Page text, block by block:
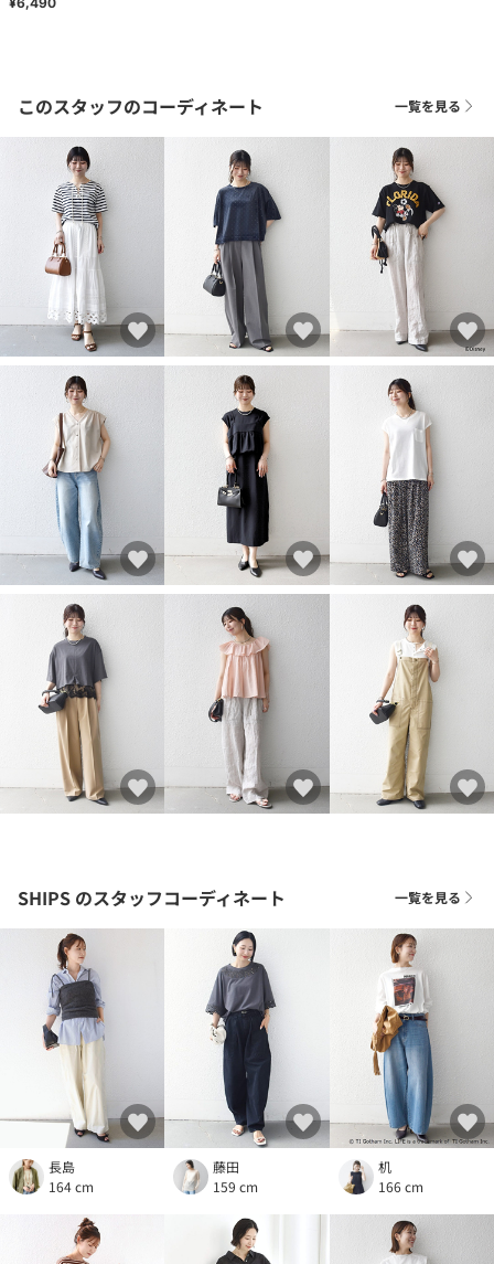
このスタッフのコーディネート 一覧を見る
SHIPS のスタッフコーディネート 一覧を見る
長島
164 cm
藤田
159 cm
机
166 cm